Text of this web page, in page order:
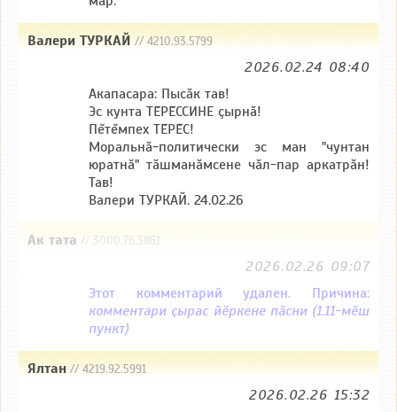
Валери ТУРКАЙ// 4210.93.5799
2026.02.24 08:40
Акапасара: Пысăк тав!
Эс кунта ТĔРĔССИНЕ çырнă!
Пĕтĕмпех ТĔРĔС!
Моральнă-политически эс ман "чунтан
юратнă" тăшманăмсене чăл-пар аркатрăн!
Тав!
Валери ТУРКАЙ. 24.02.26
Ак тата // 3000.76.3861
2026.02.26 09:07
Этот комментарий удален. Причина:
комментари ҫырас йӗркене пӑсни (1.11-мӗш
пункт)
Ялтан// 4219.92.5991
2026.02.26 15:32